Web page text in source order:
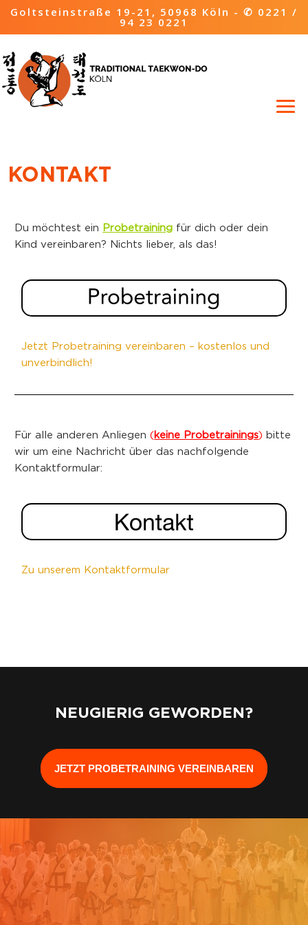
Goltsteinstraße 19-21, 50968 Köln - ✆ 0221 /
94 23 0221
KONTAKT
Du möchtest ein Probetraining für dich oder dein
Kind vereinbaren? Nichts lieber, als das!
Jetzt Probetraining vereinbaren – kostenlos und
unverbindlich!
Für alle anderen Anliegen(keine Probetrainings) bitte
wir um eine Nachricht über das nachfolgende
Kontaktformular:
Zu unserem Kontaktformular
NEUGIERIG GEWORDEN?
JETZT PROBETRAINING VEREINBAREN